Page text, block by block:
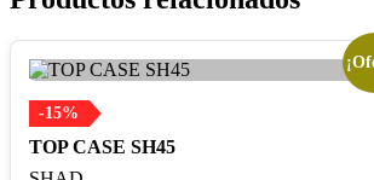
-15%
TOP CASE SH45